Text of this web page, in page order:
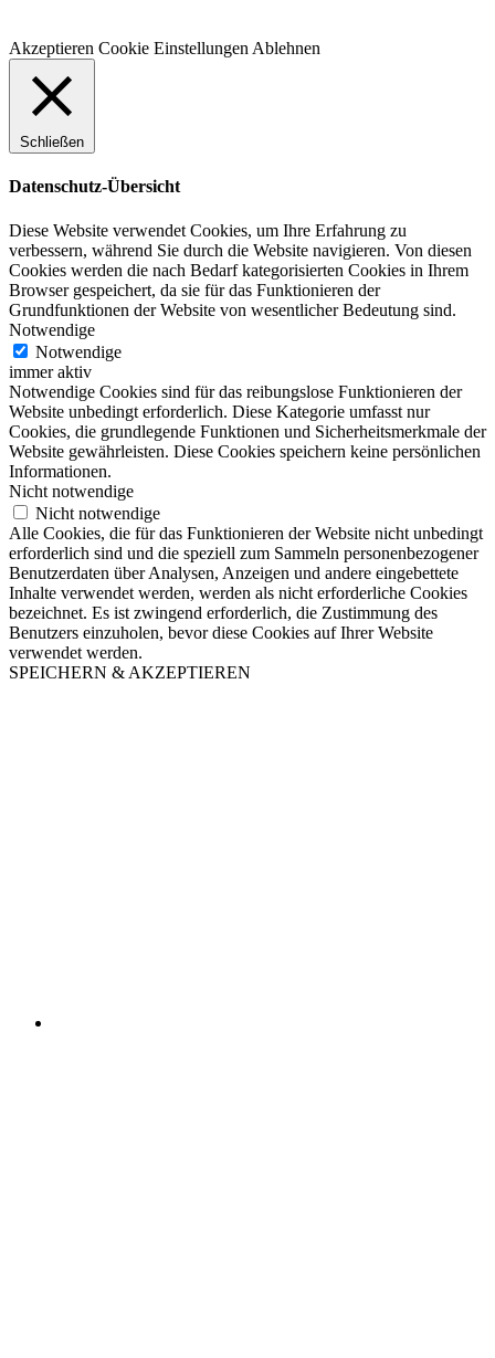
Akzeptieren Cookie Einstellungen Ablehnen
Schließen
Datenschutz-Übersicht
Diese Website verwendet Cookies, um Ihre Erfahrung zu
verbessern, während Sie durch die Website navigieren. Von diesen
Cookies werden die nach Bedarf kategorisierten Cookies in Ihrem
Browser gespeichert, da sie für das Funktionieren der
Grundfunktionen der Website von wesentlicher Bedeutung sind.
Notwendige
Notwendige
immer aktiv
Notwendige Cookies sind für das reibungslose Funktionieren der
Website unbedingt erforderlich. Diese Kategorie umfasst nur
Cookies, die grundlegende Funktionen und Sicherheitsmerkmale der
Website gewährleisten. Diese Cookies speichern keine persönlichen
Informationen.
Nicht notwendige
Nicht notwendige
Alle Cookies, die für das Funktionieren der Website nicht unbedingt
erforderlich sind und die speziell zum Sammeln personenbezogener
Benutzerdaten über Analysen, Anzeigen und andere eingebettete
Inhalte verwendet werden, werden als nicht erforderliche Cookies
bezeichnet. Es ist zwingend erforderlich, die Zustimmung des
Benutzers einzuholen, bevor diese Cookies auf Ihrer Website
verwendet werden.
SPEICHERN & AKZEPTIEREN